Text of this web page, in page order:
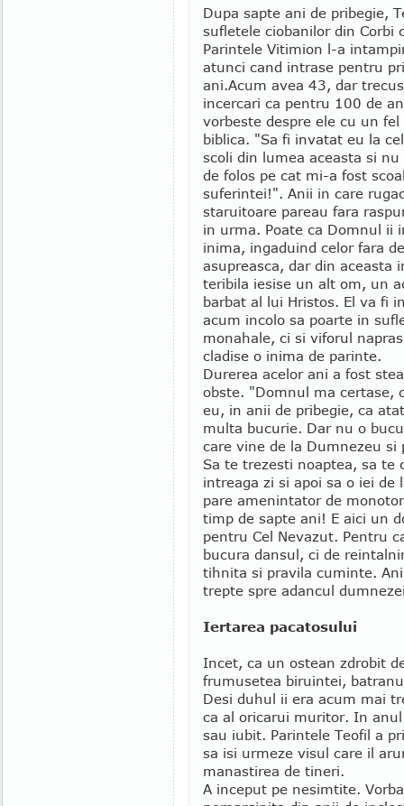
Dupa sapte ani de pribegie,
sufletele ciobanilor din Corbi
Parintele Vitimion l-a
atunci cand intrase pentru
ani.Acum avea 43, dar
incercari ca pentru 100 de
vorbeste despre ele cu un fel
biblica. "Sa fi invatat eu la
scoli din lumea aceasta si
de folos pe cat mi-a fost
suferintei!". Anii in care
staruitoare pareau fara
in urma. Poate ca Domnul ii
inima, ingaduind celor fara
asupreasca, dar din aceasta
teribila iesise un alt om, un
barbat al lui Hristos. El va fi
acum incolo sa poarte in
monahale, ci si viforul
cladise o inima de parinte.
Durerea acelor ani a fost
obste. "Domnul ma certase,
eu, in anii de pribegie, ca
multa bucurie. Dar nu o
care vine de la Dumnezeu
Sa te trezesti noaptea, sa te
intreaga zi si apoi sa o iei
pare amenintator de
timp de sapte ani! E aici un
pentru Cel Nevazut. Pentru
bucura dansul, ci de
tihnita si pravila cuminte.
trepte spre adancul
Iertarea pacatosului
Incet, ca un ostean zdrobit
frumusetea biruintei,
Desi duhul ii era acum mai
ca al oricarui muritor. In
sau iubit. Parintele Teofil a
sa isi urmeze visul care il
manastirea de tineri.
A inceput pe nesimtite.